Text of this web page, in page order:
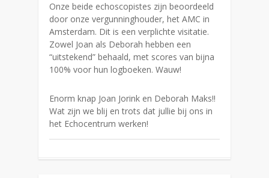
Onze beide echoscopistes zijn beoordeeld
door onze vergunninghouder, het AMC in
Amsterdam. Dit is een verplichte visitatie.
Zowel Joan als Deborah hebben een
“uitstekend” behaald, met scores van bijna
100% voor hun logboeken. Wauw!
Enorm knap Joan Jorink en Deborah Maks!!
Wat zijn we blij en trots dat jullie bij ons in
het Echocentrum werken!